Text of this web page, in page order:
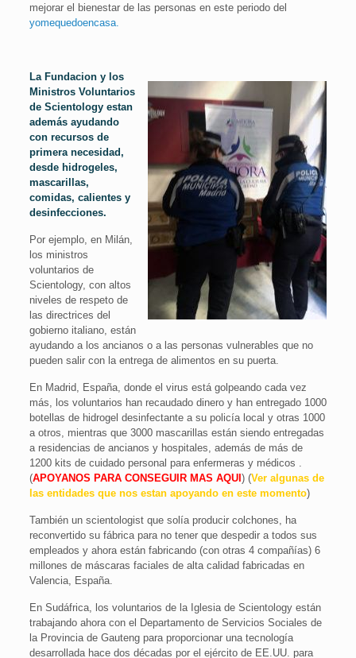
mejorar el bienestar de las personas en este periodo del
yomequedoencasa.
La Fundacion y los
Ministros Voluntarios
de Scientology estan
además ayudando
con recursos de
primera necesidad,
desde hidrogeles,
mascarillas,
comidas, calientes y
desinfecciones.
Por ejemplo, en Milán,
los ministros
voluntarios de
Scientology, con altos
niveles de respeto de
las directrices del
gobierno italiano, están
ayudando a los ancianos o a las personas vulnerables que no
pueden salir con la entrega de alimentos en su puerta.
En Madrid, España, donde el virus está golpeando cada vez
más, los voluntarios han recaudado dinero y han entregado 1000
botellas de hidrogel desinfectante a su policía local y otras 1000
a otros, mientras que 3000 mascarillas están siendo entregadas
a residencias de ancianos y hospitales, además de más de
1200 kits de cuidado personal para enfermeras y médicos .
(APOYANOS PARA CONSEGUIR MAS AQUI ) (Ver algunas de
las entidades que nos estan apoyando en este momento)
También un scientologist que solía producir colchones, ha
reconvertido su fábrica para no tener que despedir a todos sus
empleados y ahora están fabricando (con otras 4 compañías) 6
millones de máscaras faciales de alta calidad fabricadas en
Valencia, España.
En Sudáfrica, los voluntarios de la Iglesia de Scientology están
trabajando ahora con el Departamento de Servicios Sociales de
la Provincia de Gauteng para proporcionar una tecnología
desarrollada hace dos décadas por el ejército de EE.UU. para